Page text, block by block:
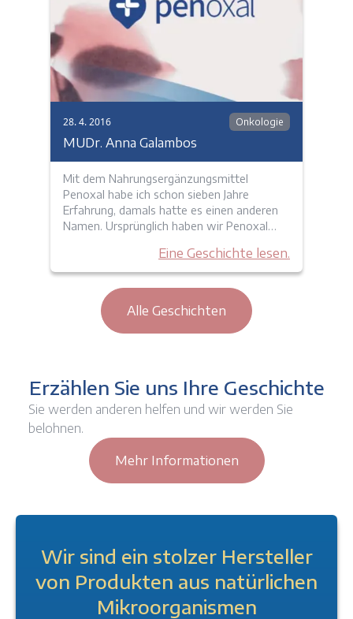
28. 4. 2016 Onkologie
MUDr. Anna Galambos
Mit dem Nahrungsergänzungsmittel
Penoxal habe ich schon sieben Jahre
Erfahrung, damals hatte es einen anderen
Namen. Ursprünglich haben wir Penoxal…
Eine Geschichte lesen.
Alle Geschichten
Erzählen Sie uns Ihre Geschichte
Sie werden anderen helfen und wir werden Sie
belohnen.
Mehr Informationen
Wir sind ein stolzer Hersteller
von Produkten aus natürlichen
Mikroorganismen